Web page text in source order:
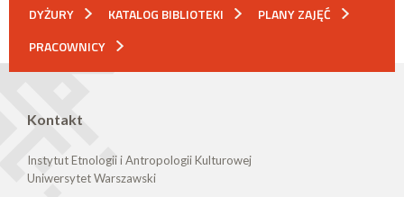
DYŻURY KATALOG BIBLIOTEKI
PLANY ZAJĘĆ
PRACOWNICY
Kontakt
Instytut Etnologii i Antropologii Kulturowej
Uniwersytet Warszawski